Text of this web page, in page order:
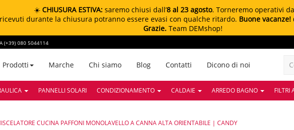
☀️ CHIUSURA ESTIVA: saremo chiusi dall’8 al 23 agosto. Torneremo operativi
durante la chiusura potranno essere evasi con qualche ritardo. Buone vacanze!
Grazie. Team DEMshop!
(+39) 080 5044114
Prodotti Marche Chi siamo Blog Contatti Dicono di noi
PANNELLI SOLARI CONDIZIONAMENTO CALDAIE ARREDO BAGNO FILTRI
CUCINA PAFFONI MONOLAVELLO A CANNA ALTA ORIENTABILE | CANDY